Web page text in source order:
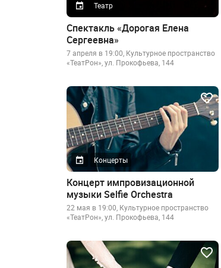
Театр
Спектакль «Дорогая Елена
Сергеевна»
7 апреля в 19:00, Культурное пространство
«ТеатРон», ул. Прокофьева, 144
Концерты
Концерт импровизационной
музыки Selfie Orchestra
22 мая в 19:00, Культурное пространство
«ТеатРон», ул. Прокофьева, 144